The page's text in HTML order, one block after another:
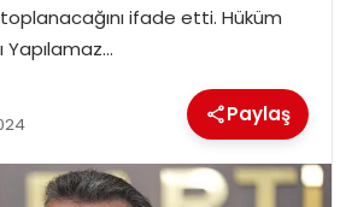
ifade etti. Hüküm
Yapılamaz…
Paylaş